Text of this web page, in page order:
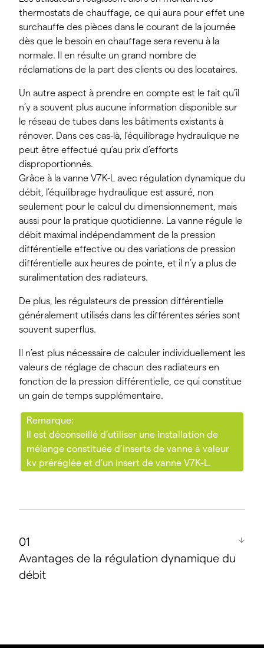
thermostats de chauffage, ce qui aura pour effet une
surchauffe des pièces dans le courant de la journée
dès que le besoin en chauffage sera revenu à la
normale. Il en résulte un grand nombre de
réclamations de la part des clients ou des locataires.
Un autre aspect à prendre en compte est le fait qu’il
n’y a souvent plus aucune information disponible sur
le réseau de tubes dans les bâtiments existants à
rénover. Dans ces cas-là, l’équilibrage hydraulique ne
peut être effectué qu’au prix d’efforts
disproportionnés.
Grâce à la vanne V7K-L avec régulation dynamique du
débit, l’équilibrage hydraulique est assuré, non
seulement pour le calcul du dimensionnement, mais
aussi pour la pratique quotidienne. La vanne régule le
débit maximal indépendamment de la pression
différentielle effective ou des variations de pression
différentielle aux heures de pointe, et il n’y a plus de
suralimentation des radiateurs.
De plus, les régulateurs de pression différentielle
généralement utilisés dans les différentes séries sont
souvent superflus.
Il n’est plus nécessaire de calculer individuellement les
valeurs de réglage de chacun des radiateurs en
fonction de la pression différentielle, ce qui constitue
un gain de temps supplémentaire.
Remarque:
Il est déconseillé d’utiliser une installation de
mélange constituée d’inserts de vanne à valeur
kv préréglée et d’un insert de vanne V7K-L.
Avantages de la régulation dynamique du
débit